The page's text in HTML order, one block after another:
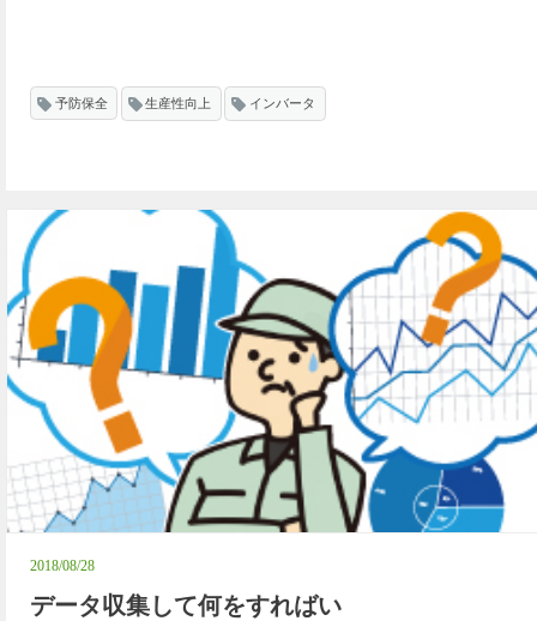
予防保全 生産性向上 インバータ
2018/08/28
データ収集して何をすればい